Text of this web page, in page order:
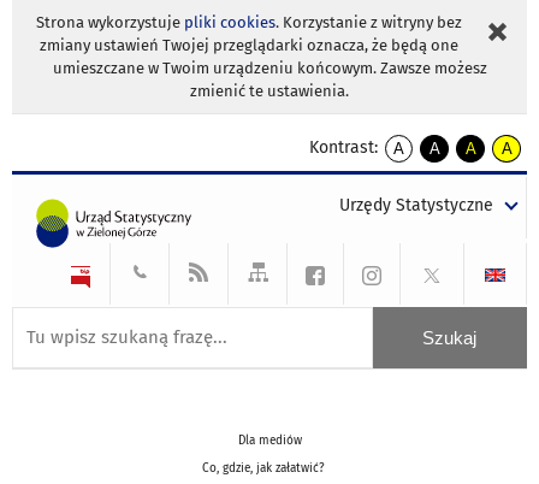
Strona wykorzystuje pliki cookies. Korzystanie z witryny bez
zmiany ustawień Twojej przeglądarki oznacza, że będą one
umieszczane w Twoim urządzeniu końcowym. Zawsze możesz
zmienić te ustawienia.
Kontrast:
A
kontrast
A
kontrast
tekst
czarnym
A
kontrast
tekst
czarnym
A
tekst
żółtym
Urzędy Statystyczne
Dla mediów
Co, gdzie, jak załatwić?